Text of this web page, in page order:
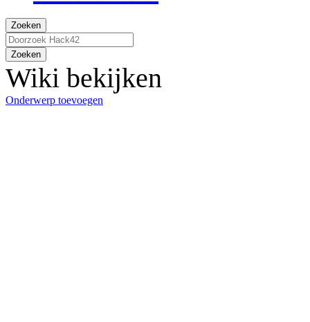
Zoeken
Zoeken
Wiki bekijken
Onderwerp toevoegen